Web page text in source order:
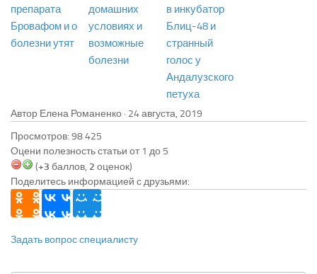
препарата
Бровафом и о
болезни утят
домашних
условиях и
возможные
болезни
в инкубатор
Блиц-48 и
странный
голос у
Андалузского
петуха
Автор Елена Романенко ·
Просмотров: 98 425
Оцени полезность статьи от 1 до 5
(+3 баллов, 2 оценок)
Поделитесь информацией с друзьями:
Задать вопрос специалисту